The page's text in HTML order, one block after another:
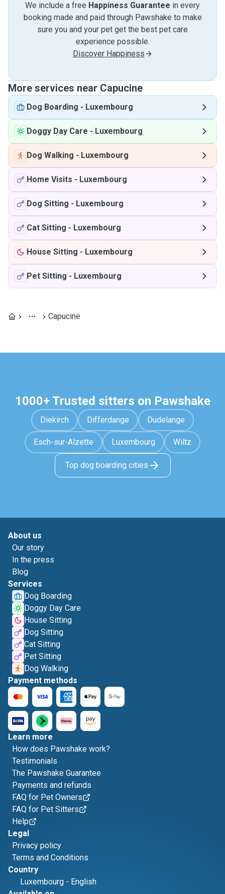
We include a free Happiness Guarantee in every
booking made and paid through Pawshake to make
sure you and your pet get the best pet care
experience possible.
Discover Happiness
More services near Capucine
Dog Boarding - Luxembourg
Doggy Day Care - Luxembourg
Dog Walking - Luxembourg
Home Visits - Luxembourg
Dog Sitting - Luxembourg
Cat Sitting - Luxembourg
House Sitting - Luxembourg
Pet Sitting - Luxembourg
Capucine
1000+ Trusted sitters on Pawshake
Diekirch Differdange Dudelange
Esch-sur-Alzette Luxembourg Wiltz
Top dog boarding cities
About us
Our story
In the press
Blog
Services
Dog Boarding
Doggy Day Care
House Sitting
Dog Sitting
Cat Sitting
Pet Sitting
Dog Walking
Payment methods
Learn more
How does Pawshake work?
Testimonials
The Pawshake Guarantee
Payments and refunds
FAQ for Pet Owners
FAQ for Pet Sitters
Help
Legal
Privacy policy
Terms and Conditions
Country
Luxembourg - English